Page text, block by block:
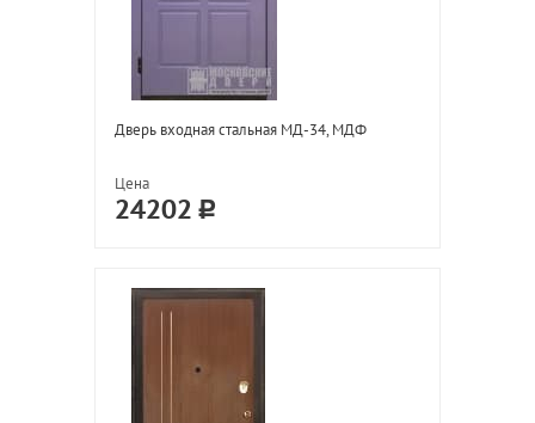
Дверь входная стальная МД-34, МДФ
Цена
24202